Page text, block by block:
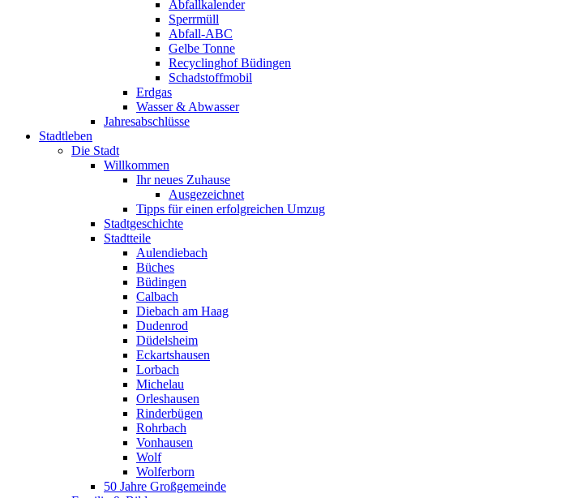
Abfallkalender
Sperrmüll
Abfall-ABC
Gelbe Tonne
Recyclinghof Büdingen
Schadstoffmobil
Erdgas
Wasser & Abwasser
Jahresabschlüsse
Stadtleben
Die Stadt
Willkommen
Ihr neues Zuhause
Ausgezeichnet
Tipps für einen erfolgreichen Umzug
Stadtgeschichte
Stadtteile
Aulendiebach
Büches
Büdingen
Calbach
Diebach am Haag
Dudenrod
Düdelsheim
Eckartshausen
Lorbach
Michelau
Orleshausen
Rinderbügen
Rohrbach
Vonhausen
Wolf
Wolferborn
50 Jahre Großgemeinde